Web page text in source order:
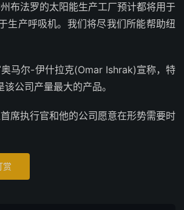
布法罗的太阳能生产工厂预计都将用于
生产呼吸机。我们将尽我们所能帮助纽
马尔-伊什拉克(Omar Ishrak)宣称，特
公司产量最大的产品。
席执行官和他的公司愿意在形势需要时
赏